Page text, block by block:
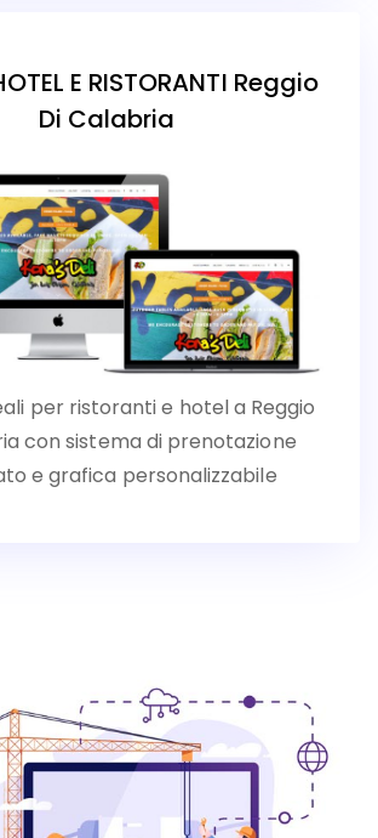
E RISTORANTI Reggio
Di Calabria
per ristoranti e hotel a Reggio
con sistema di prenotazione
e grafica personalizzabile